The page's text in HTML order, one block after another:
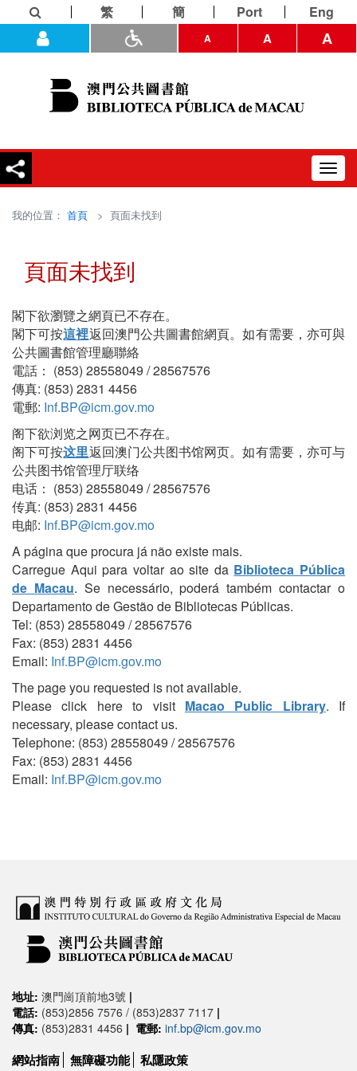
繁 簡 Port Eng
A A A
我的位置： 首頁 > 頁面未找到
頁面未找到
閣下欲瀏覽之網頁已不存在。
閣下可按這裡返回澳門公共圖書館網頁。如有需要，亦可與
公共圖書館管理廳聯絡
電話： (853) 28558049 / 28567576
傳真: (853) 2831 4456
電郵: Inf.BP@icm.gov.mo
阁下欲浏览之网页已不存在。
阁下可按这里返回澳门公共图书馆网页。如有需要，亦可与
公共图书馆管理厅联络
电话： (853) 28558049 / 28567576
传真: (853) 2831 4456
电邮: Inf.BP@icm.gov.mo
A página que procura já não existe mais.
Carregue Aqui para voltar ao site da Biblioteca Pública
de Macau. Se necessário, poderá também contactar o
Departamento de Gestão de Bibliotecas Públicas.
Tel: (853) 28558049 / 28567576
Fax: (853) 2831 4456
Email: Inf.BP@icm.gov.mo
The page you requested is not available.
Please click here to visit Macao Public Library. If
necessary, please contact us.
Telephone: (853) 28558049 / 28567576
Fax: (853) 2831 4456
Email: Inf.BP@icm.gov.mo
地址: 澳門崗頂前地3號 |
電話: (853)2856 7576 / (853)2837 7117 |
傳真: (853)2831 4456 | 電郵: inf.bp@icm.gov.mo
網站指南 無障礙功能 私隱政策